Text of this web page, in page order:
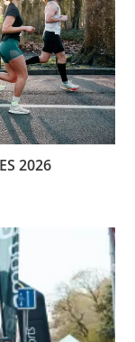
2026